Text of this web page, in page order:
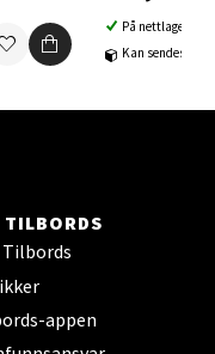
På nettlager
Kan sendes til
TILBORDS
appen
1400 Ski